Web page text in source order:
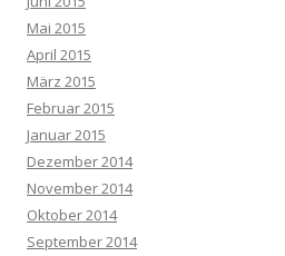
Mai 2015
April 2015
März 2015
Februar 2015
Januar 2015
Dezember 2014
November 2014
Oktober 2014
September 2014